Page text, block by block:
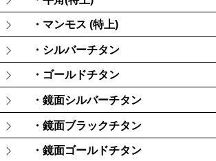
・マンモス (特上)
・シルバーチタン
・ゴールドチタン
・鏡面シルバーチタン
・鏡面ブラックチタン
・鏡面ゴールドチタン